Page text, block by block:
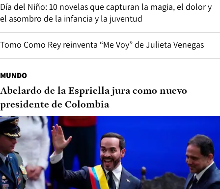
Día del Niño: 10 novelas que capturan la magia, el dolor y
el asombro de la infancia y la juventud
Tomo Como Rey reinventa “Me Voy” de Julieta Venegas
MUNDO
Abelardo de la Espriella jura como nuevo
presidente de Colombia